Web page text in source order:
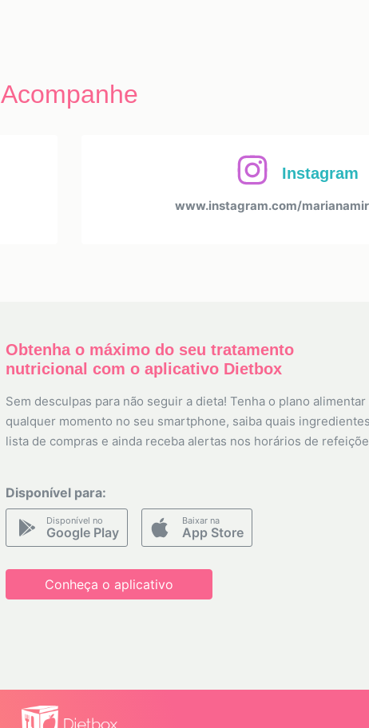
Acompanhe
Instagram
www.instagram.com/
Obtenha o máximo do seu tratamento
nutricional com o aplicativo Dietbox
Sem desculpas para não seguir a dieta! Tenha o plano
qualquer momento no seu smartphone, saiba quais
lista de compras e ainda receba alertas nos horários de
Disponível para:
Disponível no
Google Play
Baixar na
App Store
Conheça o aplicativo